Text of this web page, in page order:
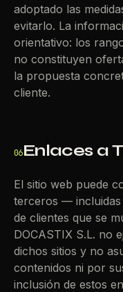
adoptado las
evitarlo. La
orientativo: los
no constituyen
la propuesta
cliente.
06Enlaces a
El sitio web puede
terceros — incluidas
de clientes que se
DOCASTIX S.L. no
dichos sitios y no
contenidos ni por
inclusión de estos